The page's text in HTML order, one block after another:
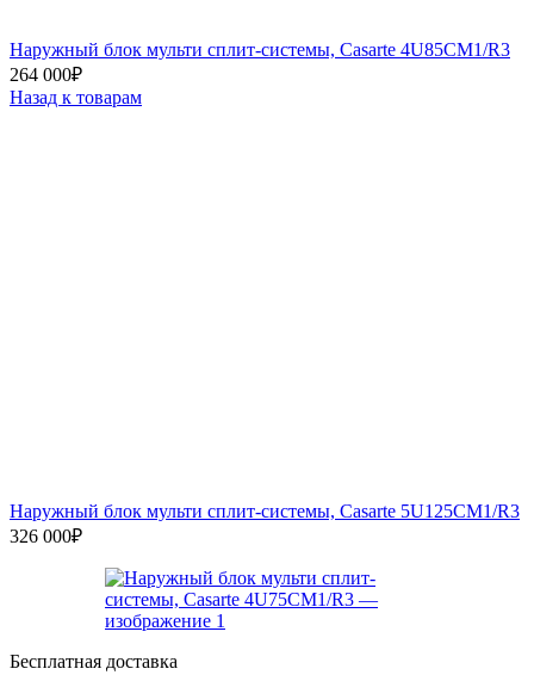
Наружный блок мульти сплит-системы, Casarte 4U85CM1/R3
264 000₽
Назад к товарам
Наружный блок мульти сплит-системы, Casarte 5U125CM1/R3
326 000₽
Бесплатная доставка